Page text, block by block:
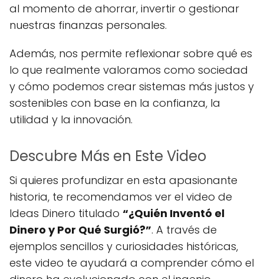
al momento de ahorrar, invertir o gestionar
nuestras finanzas personales.
Además, nos permite reflexionar sobre qué es
lo que realmente valoramos como sociedad
y cómo podemos crear sistemas más justos y
sostenibles con base en la confianza, la
utilidad y la innovación.
Descubre Más en Este Video
Si quieres profundizar en esta apasionante
historia, te recomendamos ver el video de
Ideas Dinero titulado “¿Quién Inventó el
Dinero y Por Qué Surgió?”. A través de
ejemplos sencillos y curiosidades históricas,
este video te ayudará a comprender cómo el